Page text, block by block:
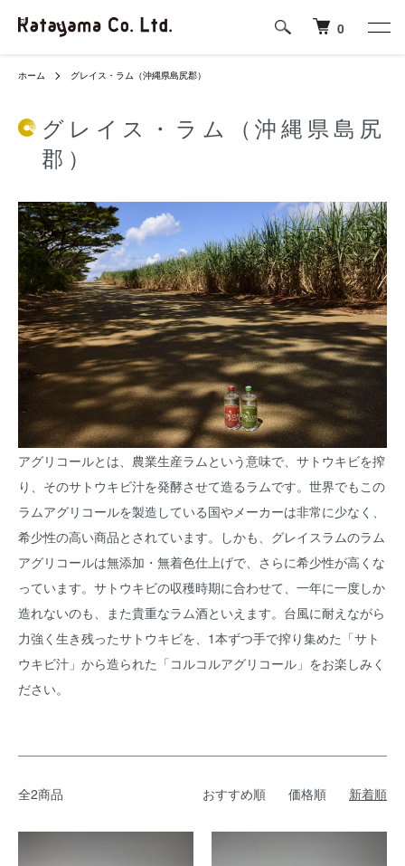
0
ホーム グレイス・ラム（沖縄県島尻郡）
グレイス・ラム（沖縄県島尻
郡）
アグリコールとは、農業生産ラムという意味で、サトウキビを搾
り、そのサトウキビ汁を発酵させて造るラムです。世界でもこの
ラムアグリコールを製造している国やメーカーは非常に少なく、
希少性の高い商品とされています。しかも、グレイスラムのラム
アグリコールは無添加・無着色仕上げで、さらに希少性が高くな
っています。サトウキビの収穫時期に合わせて、一年に一度しか
造れないのも、また貴重なラム酒といえます。台風に耐えながら
力強く生き残ったサトウキビを、1本ずつ手で搾り集めた「サト
ウキビ汁」から造られた「コルコルアグリコール」をお楽しみく
ださい。
全2商品 おすすめ順 価格順 新着順